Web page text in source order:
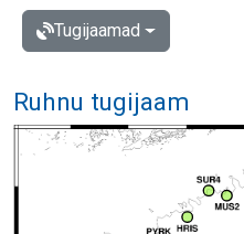
Tugijaamad
Ruhnu tugijaam